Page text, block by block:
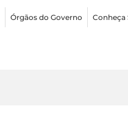
Órgãos do Governo Conheça